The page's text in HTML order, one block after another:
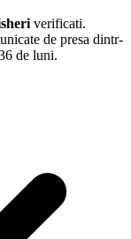
verificati.
de presa dintr-
de luni.